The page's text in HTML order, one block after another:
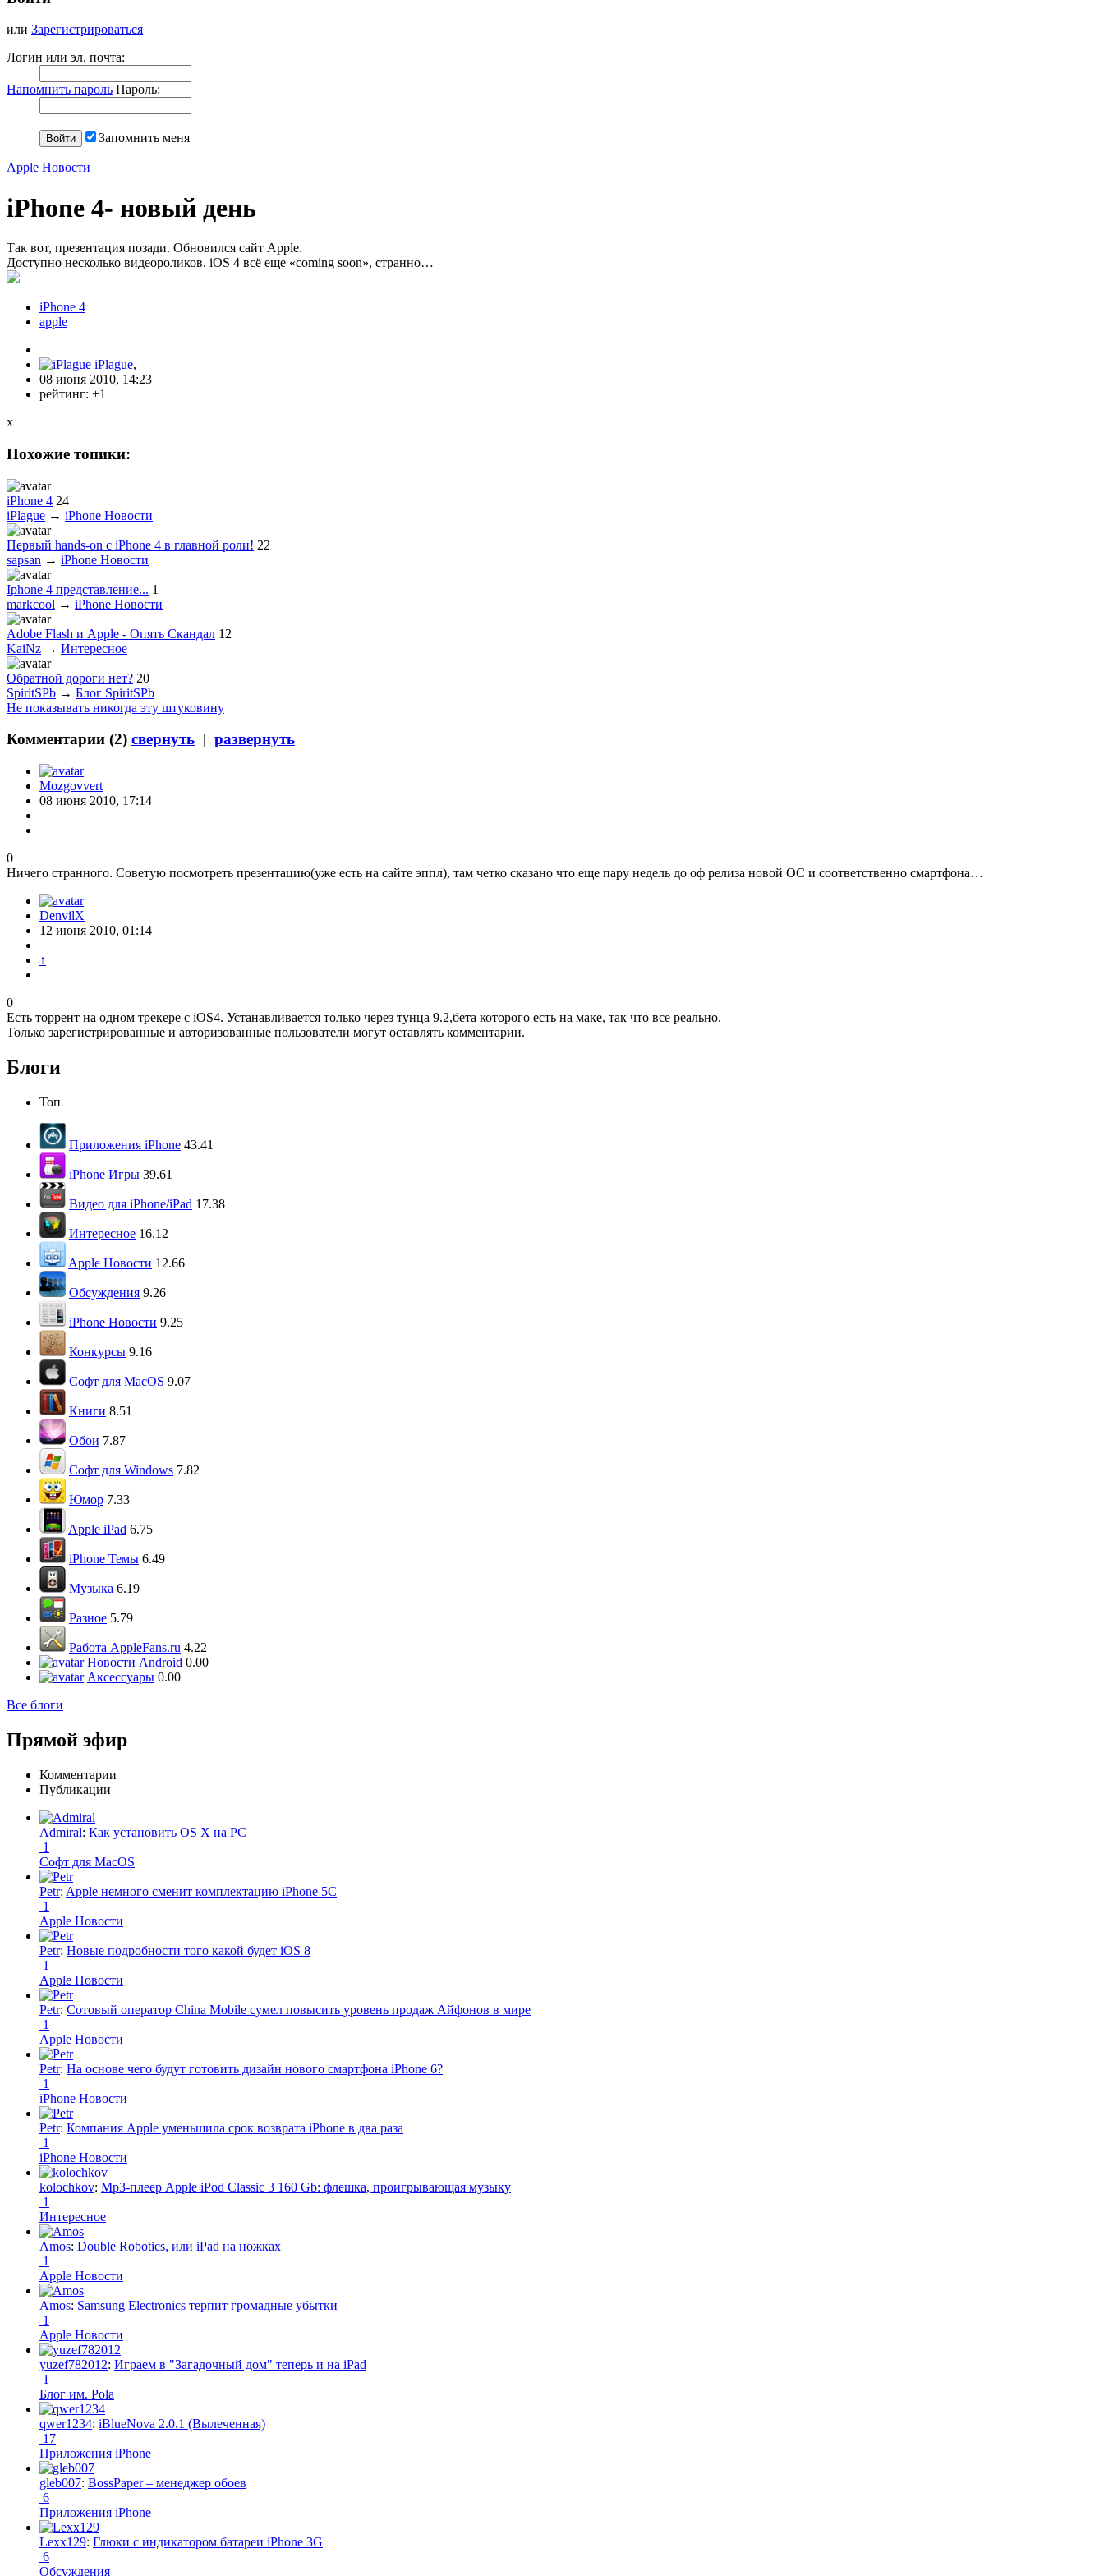
или Зарегистрироваться
Логин или эл. почта:
Напомнить пароль Пароль:
Запомнить меня
Apple Новости
iPhone 4- новый день
Так вот, презентация позади. Обновился сайт Apple.
Доступно несколько видеороликов. iOS 4 всё еще «coming soon», странно…
iPhone 4
apple
iPlague,
08 июня 2010, 14:23
рейтинг: +1
x
Похожие топики:
iPhone 4 24
iPlague → iPhone Новости
Первый hands-on с iPhone 4 в главной роли! 22
sapsan → iPhone Новости
Iphone 4 представление... 1
markcool → iPhone Новости
Adobe Flash и Apple - Опять Скандал 12
KaiNz → Интересное
Обратной дороги нет? 20
SpiritSPb → Блог SpiritSPb
Не показывать никогда эту штуковину
Комментарии (2) свернуть | развернуть
Mozgovvert
08 июня 2010, 17:14
0
Ничего странного. Советую посмотреть презентацию(уже есть на сайте эппл), там четко сказано что еще пару недель до оф релиза новой ОС и соответственно смартфона…
DenvilX
12 июня 2010, 01:14
↑
0
Есть торрент на одном трекере с iOS4. Устанавливается только через тунца 9.2,бета которого есть на маке, так что все реально.
Только зарегистрированные и авторизованные пользователи могут оставлять комментарии.
Блоги
Топ
Приложения iPhone 43.41
iPhone Игры 39.61
Видео для iPhone/iPad 17.38
Интересное 16.12
Apple Новости 12.66
Обсуждения 9.26
iPhone Новости 9.25
Конкурсы 9.16
Софт для MacOS 9.07
Книги 8.51
Обои 7.87
Софт для Windows 7.82
Юмор 7.33
Apple iPad 6.75
iPhone Темы 6.49
Музыка 6.19
Разное 5.79
Работа AppleFans.ru 4.22
Новости Android 0.00
Аксессуары 0.00
Все блоги
Прямой эфир
Комментарии
Публикации
Admiral: Как установить OS X на PC
1
Софт для MacOS
Petr: Apple немного сменит комплектацию iPhone 5C
1
Apple Новости
Petr: Новые подробности того какой будет iOS 8
1
Apple Новости
Petr: Сотовый оператор China Mobile сумел повысить уровень продаж Айфонов в мире
1
Apple Новости
Petr: На основе чего будут готовить дизайн нового смартфона iPhone 6?
1
iPhone Новости
Petr: Компания Apple уменьшила срок возврата iPhone в два раза
1
iPhone Новости
kolochkov: Mp3-плеер Apple iPod Classic 3 160 Gb: флешка, проигрывающая музыку
1
Интересное
Amos: Double Robotics, или iPad на ножках
1
Apple Новости
Amos: Samsung Electronics терпит громадные убытки
1
Apple Новости
yuzef782012: Играем в "Загадочный дом" теперь и на iPad
1
Блог им. Pola
qwer1234: iBlueNova 2.0.1 (Вылеченная)
17
Приложения iPhone
gleb007: BossPaper – менеджер обоев
6
Приложения iPhone
Lexx129: Глюки с индикатором батареи iPhone 3G
6
Обсуждения